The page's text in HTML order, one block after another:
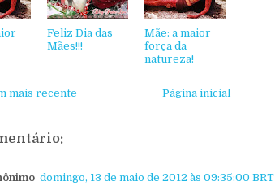
Feliz Dia das
Mães!!!
Mãe: a maior
força da
natureza!
mais recente Página inicial
domingo, 13 de maio de 2012 às 09:35:00 BRT